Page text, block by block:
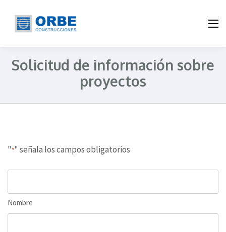
Constructora de vivienda en Valledupar
Solicitud de información sobre
proyectos
"*" señala los campos obligatorios
Nombre